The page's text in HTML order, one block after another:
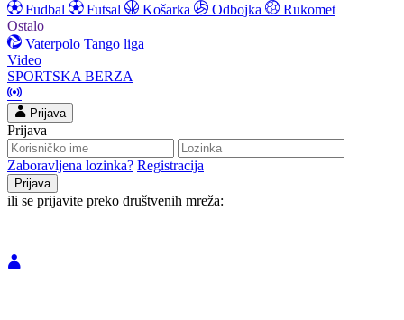
Fudbal
Futsal Košarka Odbojka
Rukomet
Ostalo
Vaterpolo Tango liga
Video
SPORTSKA BERZA
Prijava
Prijava
Zaboravljena lozinka? Registracija
ili se prijavite preko društvenih mreža: